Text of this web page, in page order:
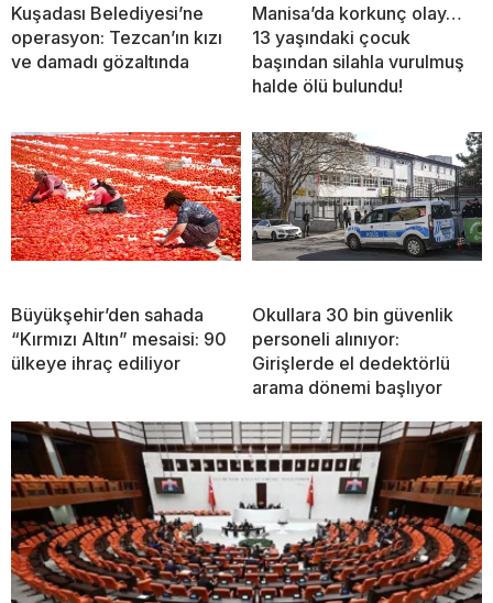
Kuşadası Belediyesi’ne
operasyon: Tezcan’ın kızı
ve damadı gözaltında
Manisa’da korkunç olay…
13 yaşındaki çocuk
başından silahla vurulmuş
halde ölü bulundu!
Büyükşehir’den sahada
“Kırmızı Altın” mesaisi: 90
ülkeye ihraç ediliyor
Okullara 30 bin güvenlik
personeli alınıyor:
Girişlerde el dedektörlü
arama dönemi başlıyor